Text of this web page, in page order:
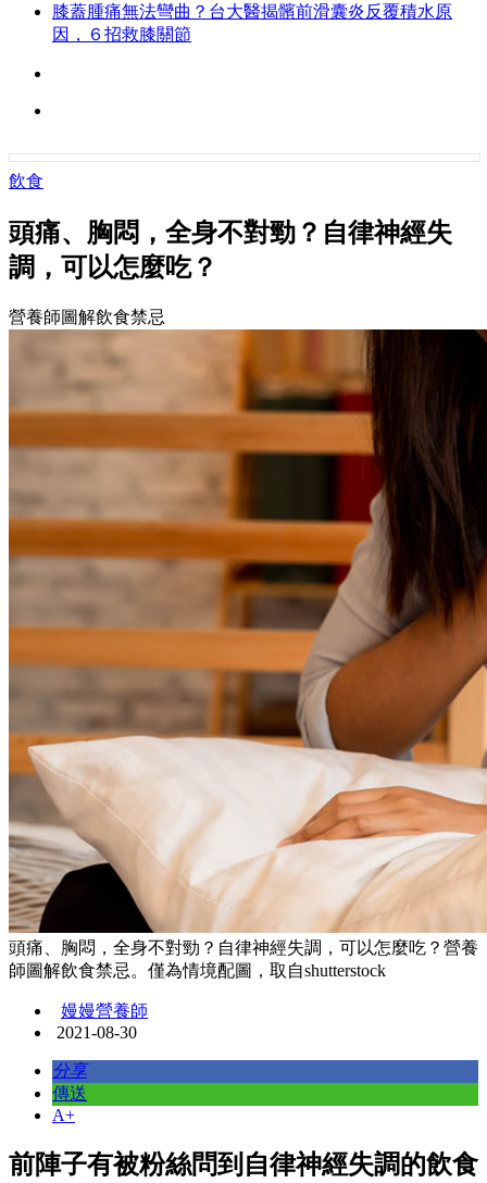
膝蓋腫痛無法彎曲？台大醫揭髕前滑囊炎反覆積水原
因，６招救膝關節
飲食
頭痛、胸悶，全身不對勁？自律神經失
調，可以怎麼吃？
營養師圖解飲食禁忌
頭痛、胸悶，全身不對勁？自律神經失調，可以怎麼吃？營養
師圖解飲食禁忌。僅為情境配圖，取自shutterstock
嫚嫚營養師
2021-08-30
分享
傳送
A+
前陣子有被粉絲問到自律神經失調的飲食